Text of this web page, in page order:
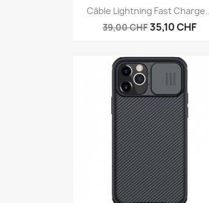
Aperçu rapide
Câble Lightning Fast
39,00 CHF35,10 CHF